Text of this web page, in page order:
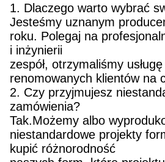
1. Dlaczego warto wybrać
Jesteśmy uznanym
roku. Polegaj na
i inżynierii
zespół, otrzymaliśmy
renomowanych klientów na
2. Czy przyjmujesz
zamówienia?
Tak.Możemy albo
niestandardowe projekty
kupić różnorodność